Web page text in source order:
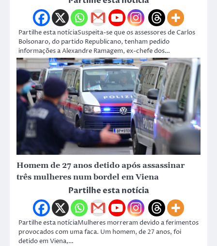
Partilhe esta notíciaSuspeita-se que os assessores de Carlos
Bolsonaro, do partido Republicano, tenham pedido
informações a Alexandre Ramagem, ex-chefe dos…
Homem de 27 anos detido após assassinar
três mulheres num bordel em Viena
Partilhe esta notícia
Partilhe esta notíciaMulheres morreram devido a ferimentos
provocados com uma faca. Um homem, de 27 anos, foi
detido em Viena,…